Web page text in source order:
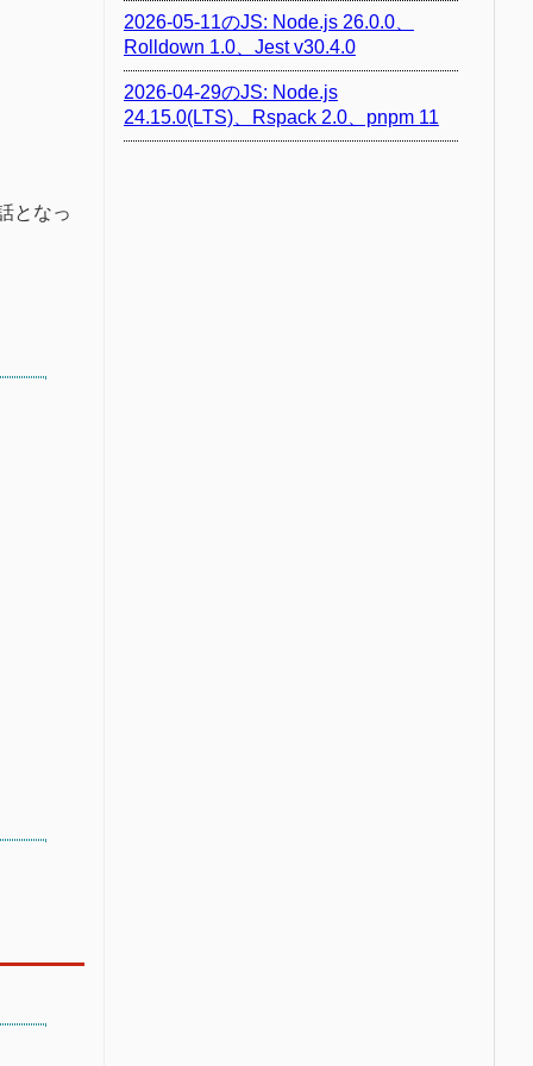
となっ
2026-05-11のJS: Node.js 26.0.0、
Rolldown 1.0、Jest v30.4.0
2026-04-29のJS: Node.js
24.15.0(LTS)、Rspack 2.0、pnpm 11